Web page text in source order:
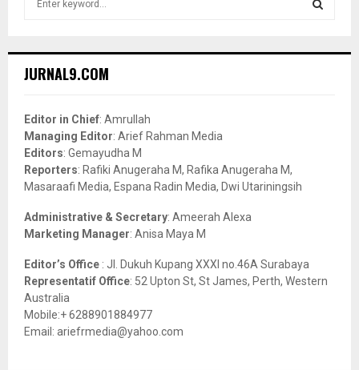
h
o
r
:
JURNAL9.COM
Editor in Chief: Amrullah
Managing Editor: Arief Rahman Media
Editors: Gemayudha M
Reporters: Rafiki Anugeraha M, Rafika Anugeraha M,
Masaraafi Media, Espana Radin Media, Dwi Utariningsih
Administrative & Secretary: Ameerah Alexa
Marketing Manager: Anisa Maya M
Editor’s Office : Jl. Dukuh Kupang XXXI no.46A Surabaya
Representatif Office: 52 Upton St, St James, Perth, Western
Australia
Mobile:+ 6288901884977
Email: ariefrmedia@yahoo.com